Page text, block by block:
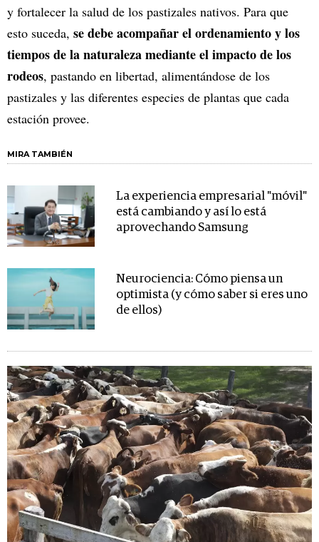
y fortalecer la salud de los pastizales nativos. Para que
esto suceda, se debe acompañar el ordenamiento y los
tiempos de la naturaleza mediante el impacto de los
rodeos, pastando en libertad, alimentándose de los
pastizales y las diferentes especies de plantas que cada
estación provee.
MIRA TAMBIÉN
La experiencia empresarial "móvil"
está cambiando y así lo está
aprovechando Samsung
Neurociencia: Cómo piensa un
optimista (y cómo saber si eres uno
de ellos)